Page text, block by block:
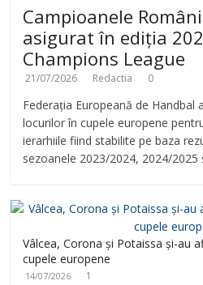
V
d
o
Campioanele
asigurat în ediția
Champions League
21/07/2026 Redactia 0
Federația Europeană de Handbal
locurilor în cupele europene
ierarhiile fiind stabilite pe baza
sezoanele 2023/2024, 2024/2025
Vâlcea, Corona și Potaissa și-au
cupele europene
14/07/2026 1